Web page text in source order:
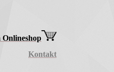
Onlineshop
Kontakt